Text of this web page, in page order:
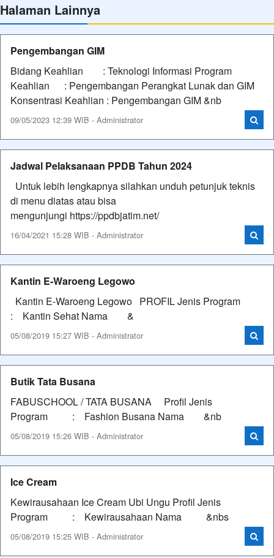
Halaman Lainnya
Pengembangan GIM
Bidang Keahlian : Teknologi Informasi Program
Keahlian : Pengembangan Perangkat Lunak dan GIM
Konsentrasi Keahlian : Pengembangan GIM &nb
09/05/2023 12:39 WIB - Administrator
Jadwal Pelaksanaan PPDB Tahun 2024
Untuk lebih lengkapnya silahkan unduh petunjuk teknis
di menu diatas atau bisa
mengunjungi https://ppdbjatim.net/
16/04/2021 15:28 WIB - Administrator
Kantin E-Waroeng Legowo
Kantin E-Waroeng Legowo PROFIL Jenis Program
: Kantin Sehat Nama &
05/08/2019 15:27 WIB - Administrator
Butik Tata Busana
FABUSCHOOL / TATA BUSANA Profil Jenis
Program : Fashion Busana Nama &nb
05/08/2019 15:26 WIB - Administrator
Ice Cream
Kewirausahaan Ice Cream Ubi Ungu Profil Jenis
Program : Kewirausahaan Nama &nbs
05/08/2019 15:25 WIB - Administrator